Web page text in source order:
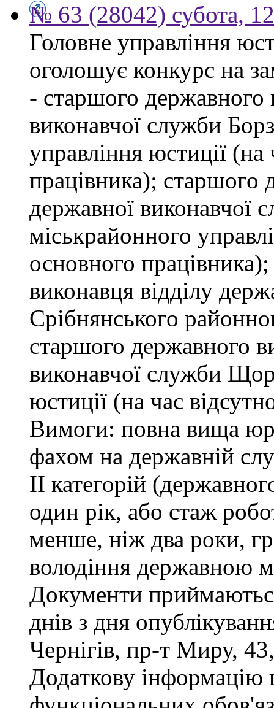
№ 63 (28042) субота,
Головне управління
оголошує конкурс на
- старшого державного
виконавчої служби
управління юстиції (на
працівника); старшого
державної виконавчої
міськрайонного
основного
виконавця відділу
Срібнянського
старшого державного
виконавчої служби
юстиції (на час
Вимоги: повна вища
фахом на державній
ІІ категорій
один рік, або стаж
менше, ніж два роки,
володіння державною
Документи
днів з дня
Чернігів, пр-т Миру,
Додаткову